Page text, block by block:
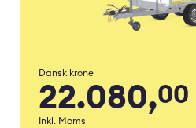
Dansk krone
22.080,00
Inkl. Moms